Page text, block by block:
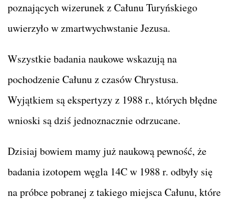
poznających wizerunek z Całunu Turyńskiego
uwierzyło w zmartwychwstanie Jezusa.
Wszystkie badania naukowe wskazują na
pochodzenie Całunu z czasów Chrystusa.
Wyjątkiem są ekspertyzy z 1988 r., których błędne
wnioski są dziś jednoznacznie odrzucane.
Dzisiaj bowiem mamy już naukową pewność, że
badania izotopem węgla 14C w 1988 r. odbyły się
na próbce pobranej z takiego miejsca Całunu, które